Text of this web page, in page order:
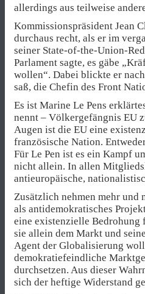
allerdings aus teilweise
Kommissionspräsident Jean
durchaus recht, als er im
seiner State-of-the-Union-
Parlament sagte, es gäbe
wollen“. Dabei blickte er
saß, die Chefin des Front
Es ist Marine Le Pens
nennt – Völkergefängnis EU
Augen ist die EU eine
französische Nation.
Für Le Pen ist es ein Kampf
nicht allein. In allen
antieuropäische,
Zusätzlich nehmen mehr und
als antidemokratisches
eine existenzielle
sie allein dem Markt und
Agent der Globalisierung
demokratiefeindliche
durchsetzen. Aus dieser
sich der heftige Widerstand